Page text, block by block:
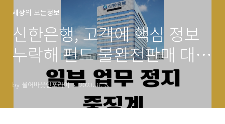
세상의 모든정보
신한은행, 고객에 핵심 정보
누락해 펀드 불완전판매 대거
적발 일부 업무정지 중징계
by 올어바웃인포라미 2023. 8. 6.